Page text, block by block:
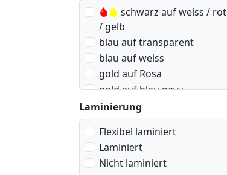
schwarz auf weiss / rot
/ gelb
blau auf transparent
blau auf weiss
gold auf Rosa
gold auf blau navy
gold auf rot wein
gold auf schwarz
gold auf weiss
rot auf transparent
rot auf weiss
Laminierung
Flexibel laminiert
Laminiert
Nicht laminiert